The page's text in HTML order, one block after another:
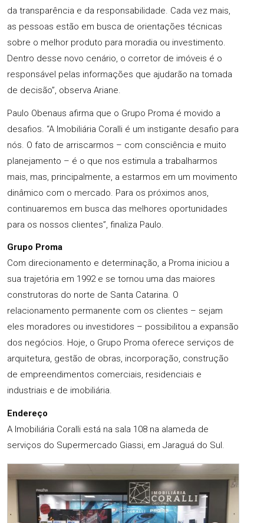
da transparência e da responsabilidade. Cada vez mais,
as pessoas estão em busca de orientações técnicas
sobre o melhor produto para moradia ou investimento.
Dentro desse novo cenário, o corretor de imóveis é o
responsável pelas informações que ajudarão na tomada
de decisão”, observa Ariane.
Paulo Obenaus afirma que o Grupo Proma é movido a
desafios. “A Imobiliária Coralli é um instigante desafio para
nós. O fato de arriscarmos – com consciência e muito
planejamento – é o que nos estimula a trabalharmos
mais, mas, principalmente, a estarmos em um movimento
dinâmico com o mercado. Para os próximos anos,
continuaremos em busca das melhores oportunidades
para os nossos clientes”, finaliza Paulo.
Grupo Proma
Com direcionamento e determinação, a Proma iniciou a
sua trajetória em 1992 e se tornou uma das maiores
construtoras do norte de Santa Catarina. O
relacionamento permanente com os clientes – sejam
eles moradores ou investidores – possibilitou a expansão
dos negócios. Hoje, o Grupo Proma oferece serviços de
arquitetura, gestão de obras, incorporação, construção
de empreendimentos comerciais, residenciais e
industriais e de imobiliária.
Endereço
A Imobiliária Coralli está na sala 108 na alameda de
serviços do Supermercado Giassi, em Jaraguá do Sul.